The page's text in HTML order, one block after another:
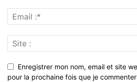
Enregistrer mon nom, email et site
pour la prochaine fois que je